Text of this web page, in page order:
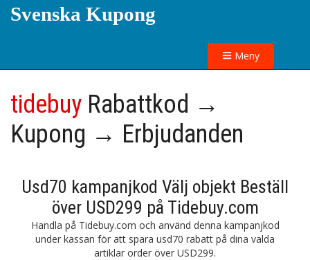
Svenska Kupong
Meny
tidebuy Rabattkod →
Kupong → Erbjudanden
Usd70 kampanjkod Välj objekt Beställ
över USD299 på Tidebuy.com
Handla på Tidebuy.com och använd denna kampanjkod
under kassan för att spara usd70 rabatt på dina valda
artiklar order över USD299.